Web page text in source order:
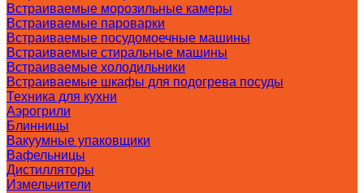
Встраиваемые морозильные камеры
Встраиваемые пароварки
Встраиваемые посудомоечные машины
Встраиваемые стиральные машины
Встраиваемые холодильники
Встраиваемые шкафы для подогрева посуды
Техника для кухни
Аэрогрили
Блинницы
Вакуумные упаковщики
Вафельницы
Дистилляторы
Измельчители